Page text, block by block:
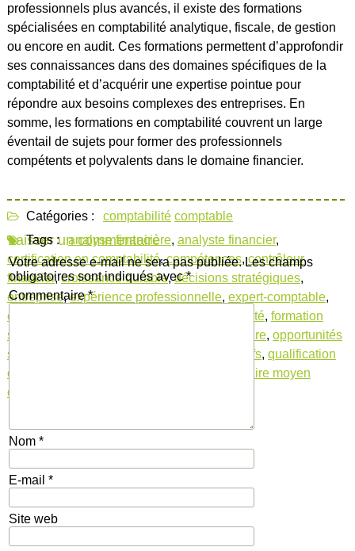
professionnels plus avancés, il existe des formations
spécialisées en comptabilité analytique, fiscale, de gestion
ou encore en audit. Ces formations permettent d’approfondir
ses connaissances dans des domaines spécifiques de la
comptabilité et d’acquérir une expertise pointue pour
répondre aux besoins complexes des entreprises. En
somme, les formations en comptabilité couvrent un large
éventail de sujets pour former des professionnels
compétents et polyvalents dans le domaine financier.
Catégories : comptabilité comptable
Tags : analyse financière, analyste financier,
certification en comptabilité,compétences,contrôleur
financier,croissance durable,décisions stratégiques,
entreprise,expérience professionnelle, expert-comptable,
expertise technique
formation en comptabilité, formation
spécialisée en comptabilité
gestion financière, opportunités
salariales
programmes de formation intensifs, qualification
comptable
salaire moyen
comptable
Laisser un commentaire
Votre adresse e-mail ne sera pas publiée. Les champs
obligatoires sont indiqués avec*
Commentaire*
Nom *
E-mail *
Site web